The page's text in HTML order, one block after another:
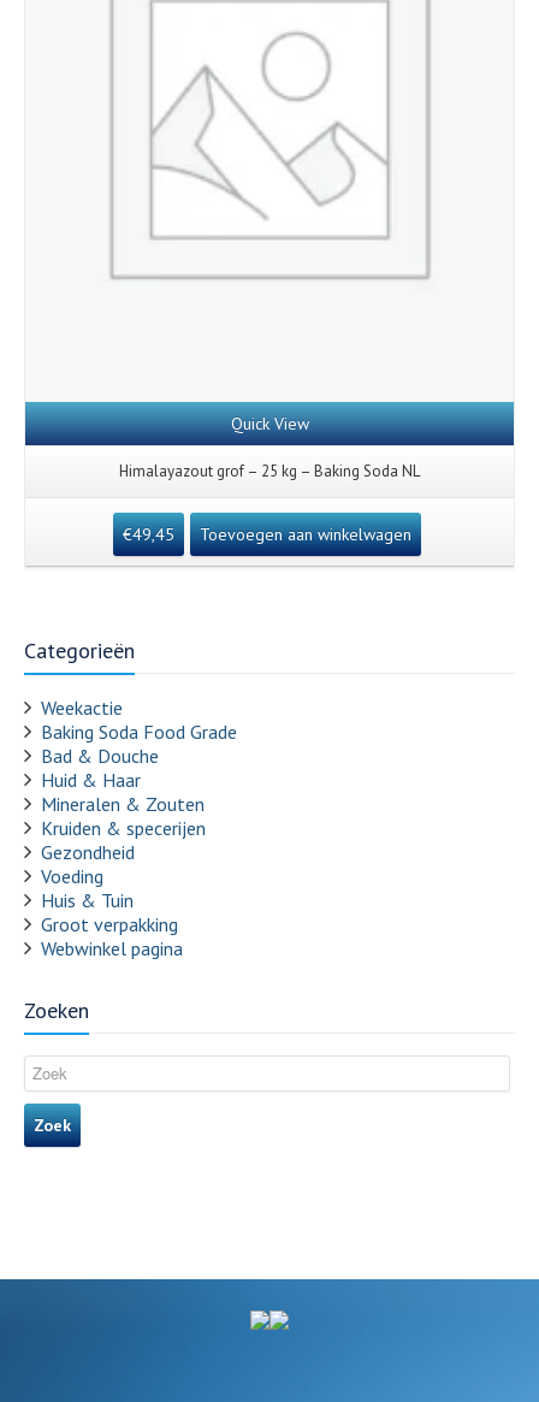
Quick View
Himalayazout grof – 25 kg – Baking Soda NL
€49,45 Toevoegen aan winkelwagen
Categorieën
Weekactie
Baking Soda Food Grade
Bad & Douche
Huid & Haar
Mineralen & Zouten
Kruiden & specerijen
Gezondheid
Voeding
Huis & Tuin
Groot verpakking
Webwinkel pagina
Zoeken
Zoek